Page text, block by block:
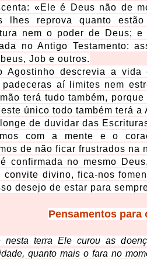
«Ele é Deus não de
lhes reprova quanto
nem o poder de Deus;
no Antigo Testamento:
Job e outros.
Agostinho descrevia a vida
padeceras aí limites nem
terá tudo também,
único todo também terá
de duvidar das
com a mente e o
de não ficar frustrados na
confirmada no mesmo
convite divino, fica-nos
desejo de estar para
Pensamentos para
nesta terra Ele curou as
quanto mais o fara no